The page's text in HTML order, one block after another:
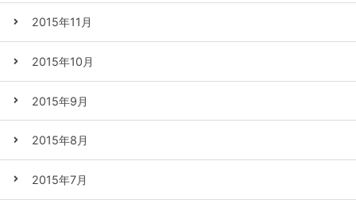
2015年11月
2015年10月
2015年9月
2015年8月
2015年7月